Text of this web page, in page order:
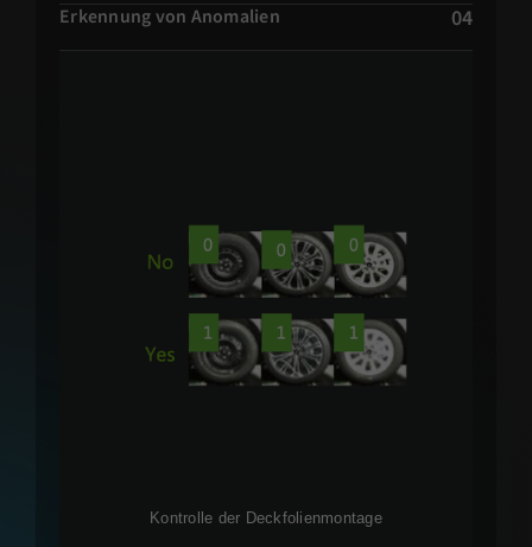
Erkennung von Anomalien 04
Kontrolle der Deckfolienmontage